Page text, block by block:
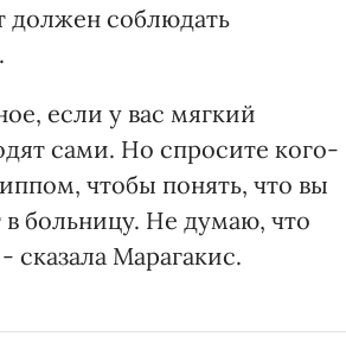
должен соблюдать
если у вас мягкий
сами. Но спросите кого-
чтобы понять, что вы
больницу. Не думаю, что
Марагакис.